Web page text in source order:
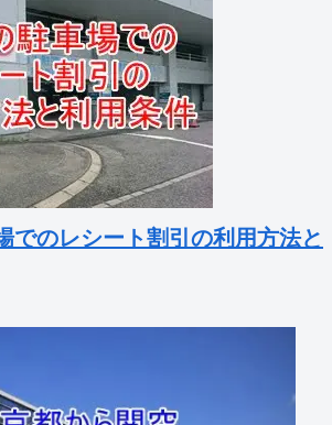
でのレシート割引の利用方法と